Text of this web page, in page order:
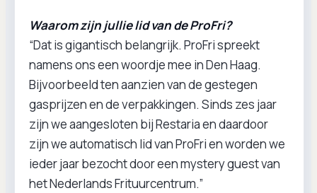
Waarom zijn jullie lid van de ProFri?
“Dat is gigantisch belangrijk. ProFri spreekt
namens ons een woordje mee in Den Haag.
Bijvoorbeeld ten aanzien van de gestegen
gasprijzen en de verpakkingen. Sinds zes jaar
zijn we aangesloten bij Restaria en daardoor
zijn we automatisch lid van ProFri en worden we
ieder jaar bezocht door een mystery guest van
het Nederlands Frituurcentrum.”